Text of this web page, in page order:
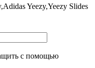
Yeezy,Yeezy Slides
с помощью